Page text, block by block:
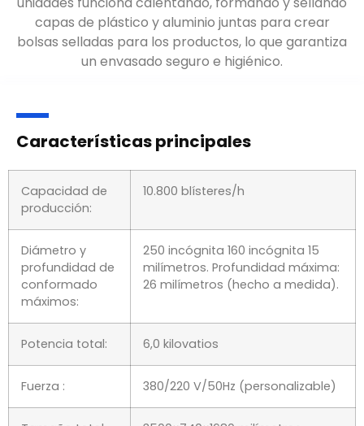
unidades funciona calentando, formando y sellando
capas de plástico y aluminio juntas para crear
bolsas selladas para los productos, lo que garantiza
Capacidad de
producción:
Diámetro y
profundidad de
conformado
máximos:
250 incógnita 160 incógnita 15
milímetros. Profundidad máxima:
Potencia total: 6,0 kilovatios
Fuerza : 380/220 V/50Hz (personalizable)